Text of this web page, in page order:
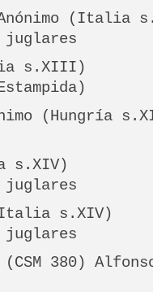
(Italia
juglares
s.XIII)
(Hungría
s.XIV)
juglares
s.XIV)
juglares
380)